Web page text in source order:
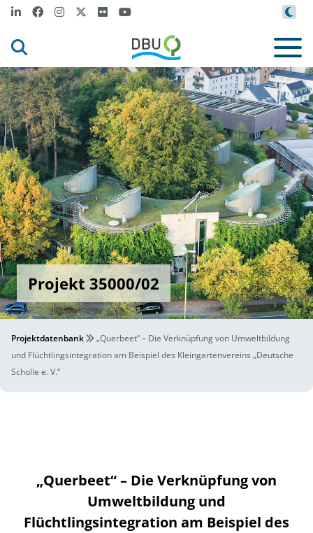
Projekt 35000/02
Projektdatenbank
„Querbeet“ – Die Verknüpfung von Umweltbildung
und Flüchtlingsintegration am Beispiel des Kleingartenvereins „Deutsche
Scholle e. V.“
„Querbeet“ – Die Verknüpfung von
Umweltbildung und
Flüchtlingsintegration am Beispiel des